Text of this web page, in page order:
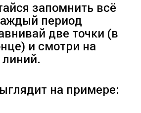
запомнить всё
период
две точки (в
и смотри на
на примере: